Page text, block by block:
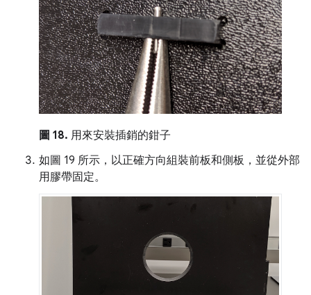
圖 18. 用來安裝插銷的鉗子
如圖 19 所示，以正確方向組裝前板和側板，並從外部
用膠帶固定。